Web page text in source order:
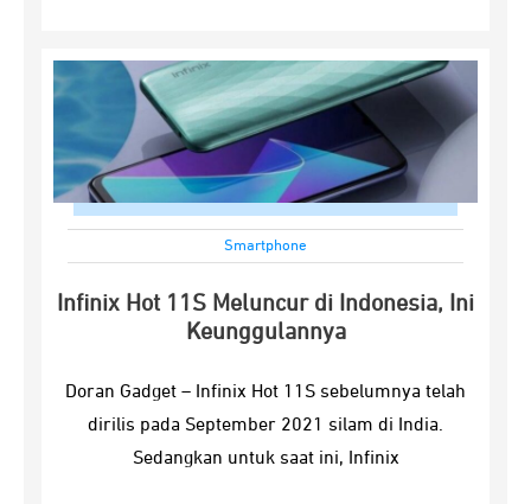
Smartphone
Infinix Hot 11S Meluncur di Indonesia, Ini
Keunggulannya
Doran Gadget – Infinix Hot 11S sebelumnya telah
dirilis pada September 2021 silam di India.
Sedangkan untuk saat ini, Infinix